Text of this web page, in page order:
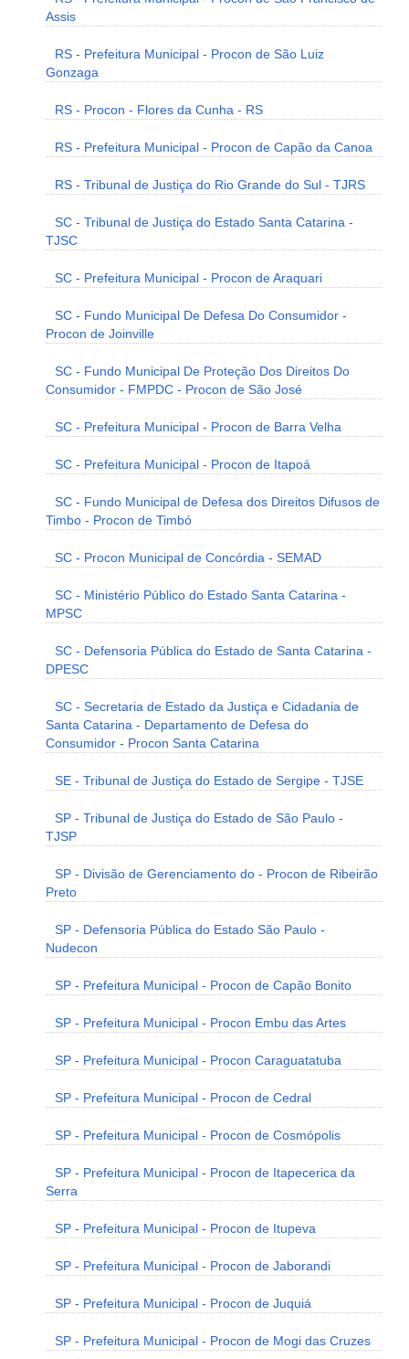
Assis
RS - Prefeitura Municipal - Procon de São Luiz
Gonzaga
RS - Procon - Flores da Cunha - RS
RS - Prefeitura Municipal - Procon de Capão da Canoa
RS - Tribunal de Justiça do Rio Grande do Sul - TJRS
SC - Tribunal de Justiça do Estado Santa Catarina -
TJSC
SC - Prefeitura Municipal - Procon de Araquari
SC - Fundo Municipal De Defesa Do Consumidor -
Procon de Joinville
SC - Fundo Municipal De Proteção Dos Direitos Do
Consumidor - FMPDC - Procon de São José
SC - Prefeitura Municipal - Procon de Barra Velha
SC - Prefeitura Municipal - Procon de Itapoá
SC - Fundo Municipal de Defesa dos Direitos Difusos de
Timbo - Procon de Timbó
SC - Procon Municipal de Concórdia - SEMAD
SC - Ministério Público do Estado Santa Catarina -
MPSC
SC - Defensoria Pública do Estado de Santa Catarina -
DPESC
SC - Secretaria de Estado da Justiça e Cidadania de
Santa Catarina - Departamento de Defesa do
Consumidor - Procon Santa Catarina
SE - Tribunal de Justiça do Estado de Sergipe - TJSE
SP - Tribunal de Justiça do Estado de São Paulo -
TJSP
SP - Divisão de Gerenciamento do - Procon de Ribeirão
Preto
SP - Defensoria Pública do Estado São Paulo -
Nudecon
SP - Prefeitura Municipal - Procon de Capão Bonito
SP - Prefeitura Municipal - Procon Embu das Artes
SP - Prefeitura Municipal - Procon Caraguatatuba
SP - Prefeitura Municipal - Procon de Cedral
SP - Prefeitura Municipal - Procon de Cosmópolis
SP - Prefeitura Municipal - Procon de Itapecerica da
Serra
SP - Prefeitura Municipal - Procon de Itupeva
SP - Prefeitura Municipal - Procon de Jaborandi
SP - Prefeitura Municipal - Procon de Juquiá
SP - Prefeitura Municipal - Procon de Mogi das Cruzes